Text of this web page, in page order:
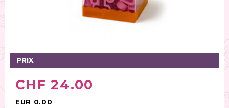
Spatules / ustensiles (90)
Tables tournantes (5)
Rouleaux (18)
Emporte-pièces (167)
Bordures à gâteaux (35)
PRIX
CHF 24.00
EUR 0.00